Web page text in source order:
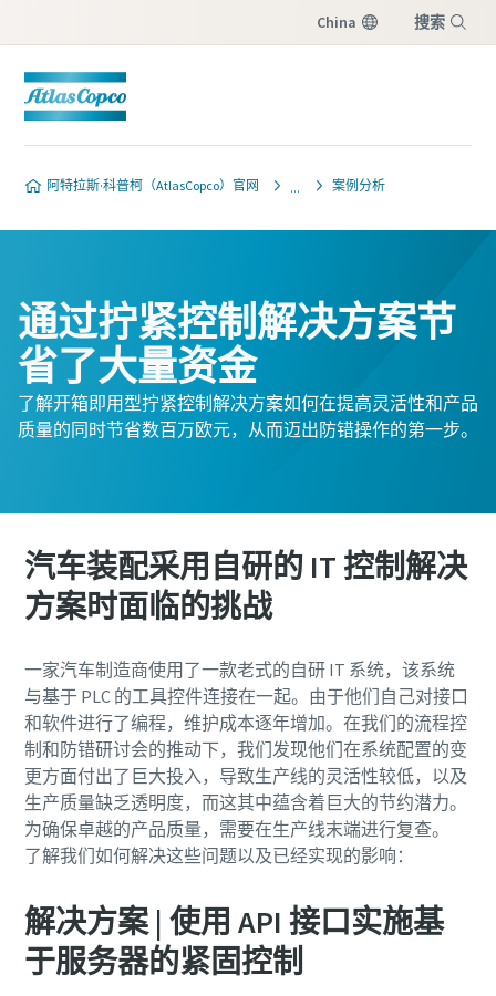
China 搜索
阿特拉斯·科普柯（AtlasCopco）官网 案例分析
通过拧紧控制解决方案节
省了大量资金
了解开箱即用型拧紧控制解决方案如何在提高灵活性和产品
质量的同时节省数百万欧元，从而迈出防错操作的第一步。
汽车装配采用自研的 IT 控制解决
方案时面临的挑战
一家汽车制造商使用了一款老式的自研 IT 系统，该系统
与基于 PLC 的工具控件连接在一起。由于他们自己对接口
和软件进行了编程，维护成本逐年增加。在我们的流程控
制和防错研讨会的推动下，我们发现他们在系统配置的变
更方面付出了巨大投入，导致生产线的灵活性较低，以及
生产质量缺乏透明度，而这其中蕴含着巨大的节约潜力。
为确保卓越的产品质量，需要在生产线末端进行复查。
了解我们如何解决这些问题以及已经实现的影响：
解决方案 | 使用 API 接口实施基
于服务器的紧固控制